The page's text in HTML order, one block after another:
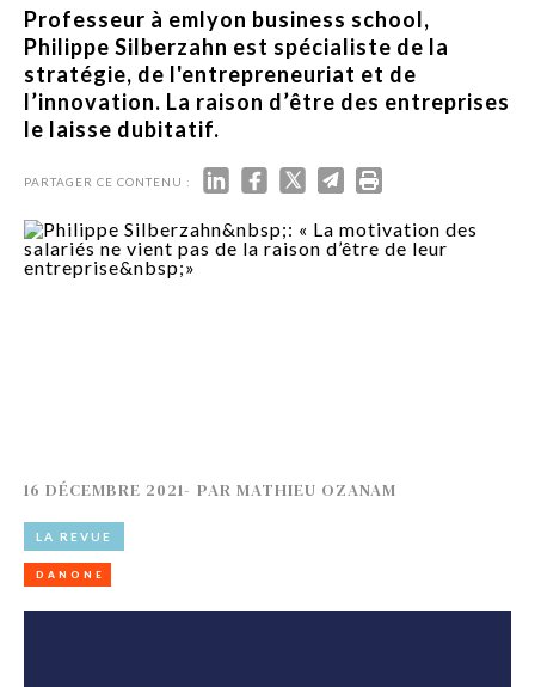
Professeur à emlyon business school,
Philippe Silberzahn est spécialiste de la
stratégie, de l'entrepreneuriat et de
l’innovation. La raison d’être des entreprises
le laisse dubitatif.
PARTAGER CE CONTENU :
16 DÉCEMBRE 2021- PAR MATHIEU OZANAM
LA REVUE
DANONE